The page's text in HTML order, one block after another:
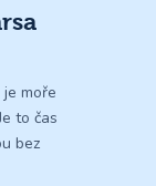
moře
to čas
bez